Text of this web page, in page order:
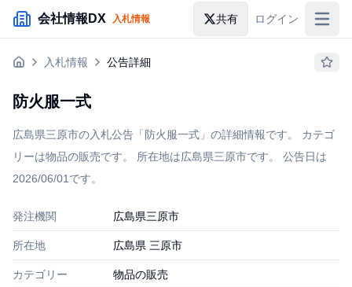
メインコンテンツにスキップ
会社情報DX 入札情報 共有 ログイン
入札情報
企業検索
入札情報 公告詳細
防火服一式
広島県三原市の入札公告「防火服一式」の詳細情報です。 カテゴ
リーは物品の販売です。 所在地は広島県三原市です。 公告日は
2026/06/01です。
発注機関 広島県三原市
所在地 広島県 三原市
カテゴリー 物品の販売